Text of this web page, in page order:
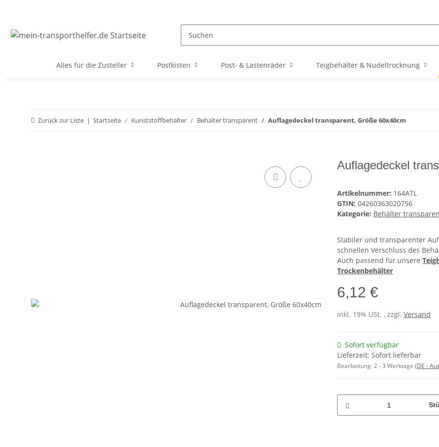
Alles für die Zusteller Postkisten Post- & Lastenräder Teigbehälter & Nudeltrocknung
Zurück zur Liste Startseite Kunststoffbehälter Behälter transparent Auflagedeckel transparent, Größe 60x40cm
Auflagedeckel
Artikelnummer: 164ATL
GTIN: 04260363020756
Kategorie: Behälter
Stabiler und transparenter
schnellen Verschluss des
Auch passend für unsere
Trockenbehälter
6,12 €
inkl. 19% USt. , zzgl. Versand
Sofort verfügbar
Lieferzeit: Sofort lieferbar
Bearbeitung:2 - 3 Werktage (DE -